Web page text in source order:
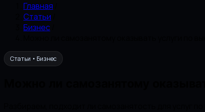
Главная
Статьи
Бизнес
Статьи • Бизнес